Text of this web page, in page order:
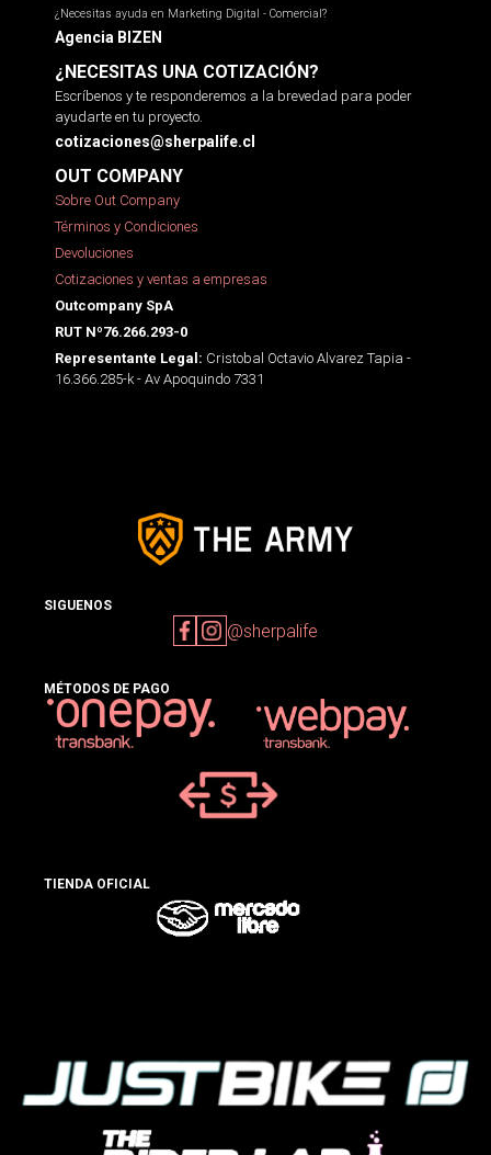
¿Necesitas ayuda en Marketing Digital - Comercial?
Agencia BIZEN
¿NECESITAS UNA COTIZACIÓN?
Escríbenos y te responderemos a la brevedad para poder
ayudarte en tu proyecto.
cotizaciones@sherpalife.cl
OUT COMPANY
Sobre Out Company
Términos y Condiciones
Devoluciones
Cotizaciones y ventas a empresas
Outcompany SpA
RUT Nº76.266.293-0
Representante Legal: Cristobal Octavio Alvarez Tapia -
16.366.285-k - Av Apoquindo 7331
SIGUENOS
@sherpalife
MÉTODOS DE PAGO
TIENDA OFICIAL